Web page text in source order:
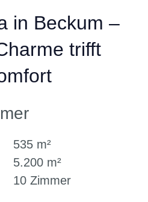
in Beckum –
trifft
535 m²
5.200 m²
10 Zimmer